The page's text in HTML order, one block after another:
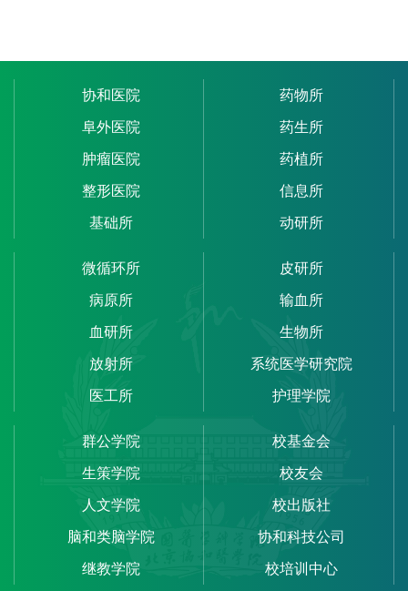
协和医院
阜外医院
肿瘤医院
整形医院
基础所
药物所
药生所
药植所
信息所
动研所
微循环所
病原所
血研所
放射所
医工所
皮研所
输血所
生物所
系统医学研究院
护理学院
群公学院
生策学院
人文学院
脑和类脑学院
继教学院
校基金会
校友会
校出版社
协和科技公司
校培训中心